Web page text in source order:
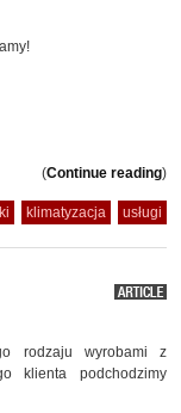
(Continue reading)
klimatyzacja usługi
rodzaju wyrobami z
klienta podchodzimy